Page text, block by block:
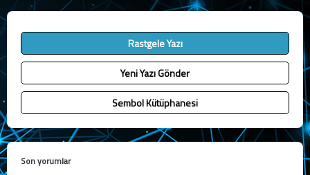
Rastgele Yazı
Yeni Yazı Gönder
Sembol Kütüphanesi
Son yorumlar